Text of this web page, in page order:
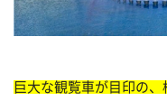
巨大な観覧車が目印の